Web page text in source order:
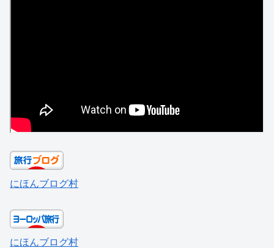
にほんブログ村
にほんブログ村